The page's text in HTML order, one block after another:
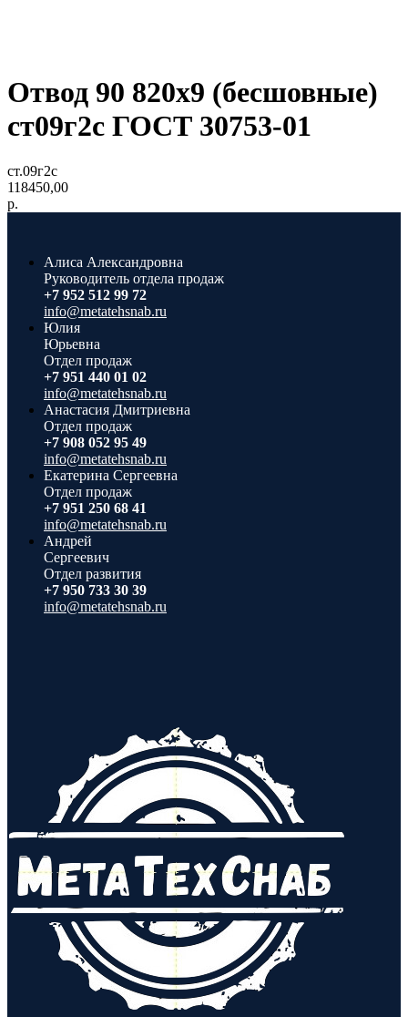
Отвод 90 820х9 (бесшовные)
ст09г2с ГОСТ 30753-01
ст.09г2с
118450,00
р.
Алиса Александровна
Руководитель отдела продаж
+7 952 512 99 72
info@metatehsnab.ru
Юлия
Юрьевна
Отдел продаж
+7 951 440 01 02
info@metatehsnab.ru
Анастасия Дмитриевна
Отдел продаж
+7 908 052 95 49
info@metatehsnab.ru
Екатерина Сергеевна
Отдел продаж
+7 951 250 68 41
info@metatehsnab.ru
Андрей
Сергеевич
Отдел развития
+7 950 733 30 39
info@metatehsnab.ru